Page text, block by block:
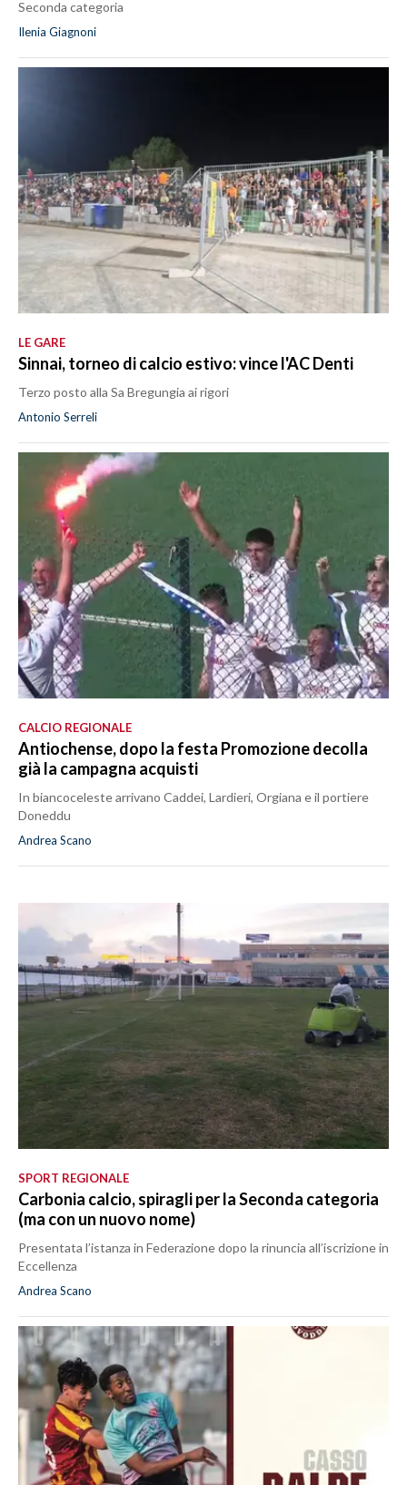
Seconda categoria
Ilenia Giagnoni
LE GARE
Sinnai, torneo di calcio estivo: vince l'AC Denti
Terzo posto alla Sa Bregungia ai rigori
Antonio Serreli
CALCIO REGIONALE
Antiochense, dopo la festa Promozione decolla
già la campagna acquisti
In biancoceleste arrivano Caddei, Lardieri, Orgiana e il portiere
Doneddu
Andrea Scano
SPORT REGIONALE
Carbonia calcio, spiragli per la Seconda categoria
(ma con un nuovo nome)
Presentata l’istanza in Federazione dopo la rinuncia all’iscrizione in
Eccellenza
Andrea Scano